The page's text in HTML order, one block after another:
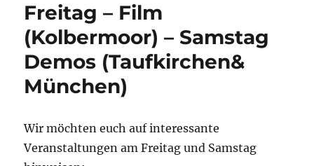
Freitag – Film
(Kolbermoor) – Samstag
Demos (Taufkirchen&
München)
Wir möchten euch auf interessante
Veranstaltungen am Freitag und Samstag